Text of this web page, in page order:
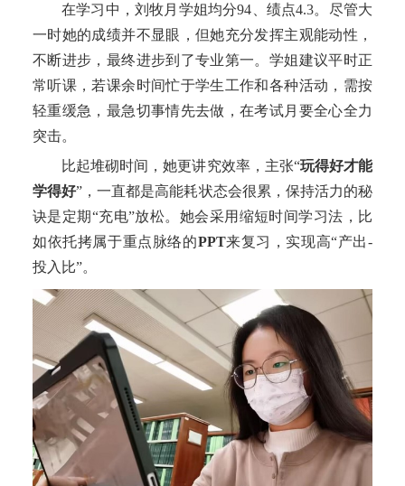
在学习中， 刘牧月学姐均分94、绩点4.3。尽管大
一时她的成绩并不显眼，但她充分发挥主观能动性，
不断进步，最终进步到了专业第一。学姐建议平时正
常听课， 若课余时间忙于学生工作和各种活动，需按
轻重缓急，最急切事情先去做 ，在考试月 要全心全力
突击。
比起堆砌时间，她更讲究效率，主张“玩得好才能
学得好” ，一直都是高能耗状态会很累，保持活力的秘
诀是定期“充电”放松。 她会采用 缩短时间学习法， 比
如依托拷属于重点脉络的PPT来复习，实现高“产出-
投入比”。